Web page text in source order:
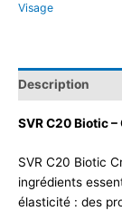
Visage
Description
SVR C20 Biotic
SVR C20 Biotic
ingrédients
élasticité : des